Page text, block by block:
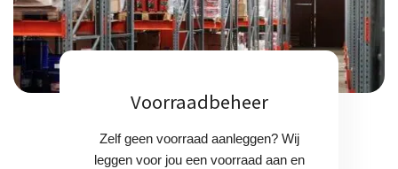
Voorraadbeheer
Zelf geen voorraad aanleggen? Wij
leggen voor jou een voorraad aan en